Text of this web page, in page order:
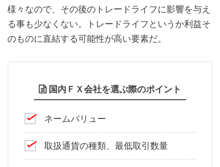
様々なので、その後のトレードライフに影響を与え
る事も少なくない。トレードライフというか利益そ
のものに直結する可能性が高い要素だ。
国内ＦＸ会社を選ぶ際のポイント
ネームバリュー
取扱通貨の種類、最低取引数量